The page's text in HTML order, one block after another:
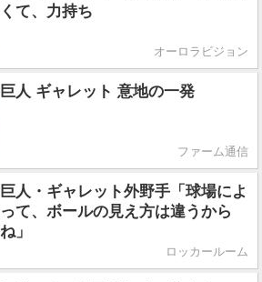
くて、力持ち
オーロラビジョン
巨人 ギャレット 意地の一発
ファーム通信
巨人・ギャレット外野手「球場によ
って、ボールの見え方は違うから
ね」
ロッカールーム